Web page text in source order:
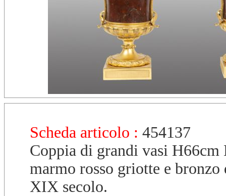
Scheda articolo : 454137
Coppia di grandi vasi
marmo rosso griotte e bronzo
XIX secolo.